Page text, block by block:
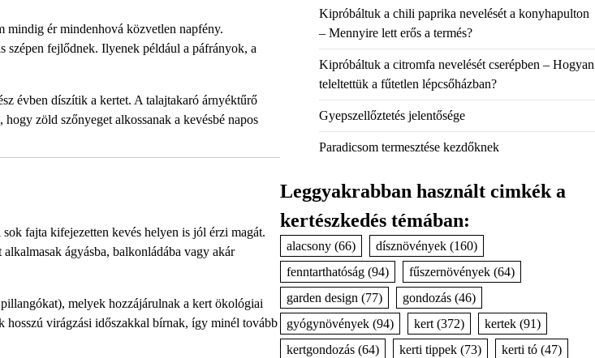
mindig ér mindenhová közvetlen napfény.
szépen fejlődnek. Ilyenek például a páfrányok, a
évben díszítik a kertet. A talajtakaró árnyéktűrő
zöld szőnyeget alkossanak a kevésbé napos
fajta kifejezetten kevés helyen is jól érzi magát.
ágyásba, balkonládába vagy akár
melyek hozzájárulnak a kert ökológiai
hosszú virágzási időszakkal bírnak, így minél tovább
Kipróbáltuk a chili paprika nevelését a konyhapulton
– Mennyire lett erős a termés?
Kipróbáltuk a citromfa nevelését cserépben – Hogyan
teleltettük a fűtetlen lépcsőházban?
Gyepszellőztetés jelentősége
Paradicsom termesztése kezdőknek
Leggyakrabban használt cimkék a
kertészkedés témában:
alacsony(66) dísznövények(160)
fenntarthatóság(94) fűszernövények(64)
garden design (77) gondozás(46)
gyógynövények(94) kert(372) kertek(91)
kertgondozás(64) kerti tippek(73) kerti tó(47)